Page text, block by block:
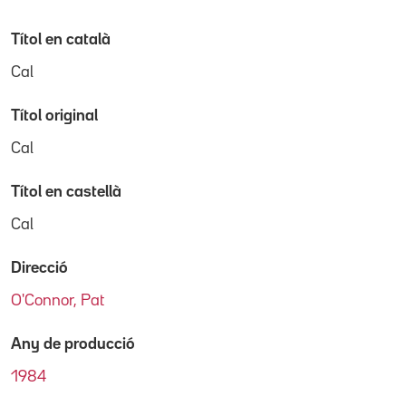
Títol en català
Cal
Títol original
Cal
Títol en castellà
Cal
Direcció
O'Connor, Pat
Any de producció
1984